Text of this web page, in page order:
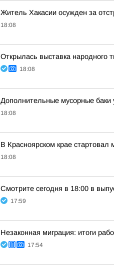
Житель Хакасии осужден за
18:08
Открылась выставка народного
18:08
Дополнительные мусорные баки
18:08
В Красноярском крае
18:08
Смотрите сегодня в 18:00 в
17:59
Незаконная миграция: итоги
17:54